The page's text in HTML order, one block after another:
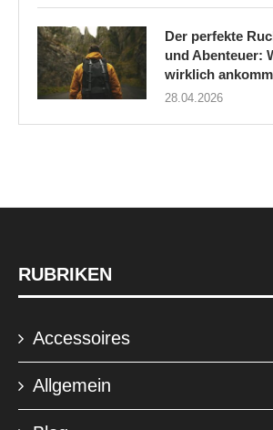
Der perfekte
und Abenteuer:
wirklich
28.04.2026
RUBRIKEN
Accessoires
Allgemein